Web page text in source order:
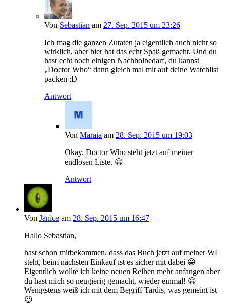
Von Sebastian am 27. Sep. 2015 um 23:26
Ich mag die ganzen Zutaten ja eigentlich auch nicht so
wirklich, aber hier hat das echt Spaß gemacht. Und du
hast echt noch einigen Nachholbedarf, du kannst
„Doctor Who“ dann gleich mal mit auf deine Watchlist
packen ;D
Antwort
Von Maraia am 28. Sep. 2015 um 19:03
Okay, Doctor Who steht jetzt auf meiner
endlosen Liste. 😀
Antwort
Von Janice am 28. Sep. 2015 um 16:47
Hallo Sebastian,
hast schon mitbekommen, dass das Buch jetzt auf meiner WL
steht, beim nächsten Einkauf ist es sicher mit dabei 😀
Eigentlich wollte ich keine neuen Reihen mehr anfangen aber
du hast mich so neugierig gemacht, wieder einmal! 😀
Wenigstens weiß ich mit dem Begriff Tardis, was gemeint ist
😉